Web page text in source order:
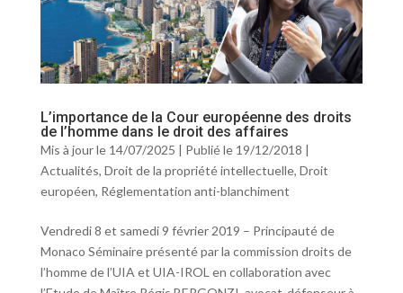
L’importance de la Cour européenne des droits
de l’homme dans le droit des affaires
Mis à jour le 14/07/2025 | Publié le 19/12/2018 |
Actualités, Droit de la propriété intellectuelle, Droit
européen, Réglementation anti-blanchiment
Vendredi 8 et samedi 9 février 2019 – Principauté de
Monaco Séminaire présenté par la commission droits de
l’homme de l’UIA et UIA-IROL en collaboration avec